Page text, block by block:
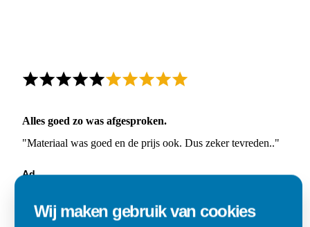
Alles goed zo was afgesproken.
"Materiaal was goed en de prijs ook. Dus zeker tevreden.."
Ad
Wij maken gebruik van cookies